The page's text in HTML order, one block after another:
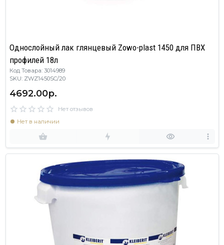
Однослойный лак глянцевый Zowo-plast 1450 для ПВХ
профилей 18л
Код Товара: 3014989
SKU: ZWZ1450SC/20
4692.00р.
Нет отзывов
Нет в наличии